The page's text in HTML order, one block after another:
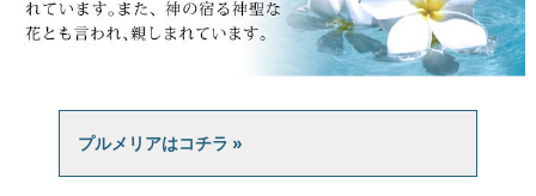
プルメリアはコチラ »